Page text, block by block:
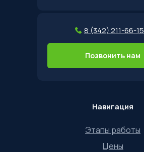
Цены
Навигация
Этапы работы
8 (342) 211-66-15
Позвонить нам